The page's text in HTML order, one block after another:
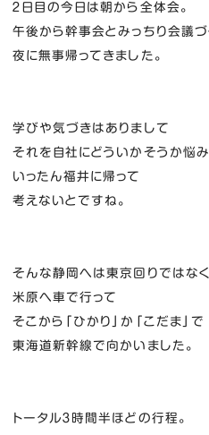
２日目の今日は朝から全体会。
午後から幹事会とみっちり会議づ
夜に無事帰ってきました。
学びや気づきはありまして
それを自社にどういかそうか悩み
いったん福井に帰って
考えないとですね。
そんな静岡へは東京回りではなく
米原へ車で行って
そこから「ひかり」か「こだま」で
東海道新幹線で向かいました。
トータル３時間半ほどの行程。